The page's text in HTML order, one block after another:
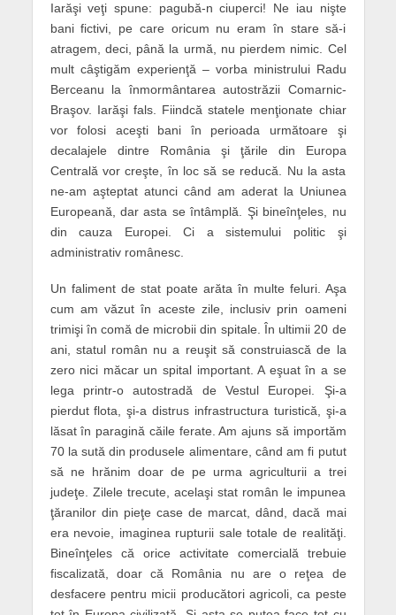
Iarăşi veţi spune: pagubă-n ciuperci! Ne iau nişte
bani fictivi, pe care oricum nu eram în stare să-i
atragem, deci, până la urmă, nu pierdem nimic. Cel
mult câştigăm experienţă – vorba ministrului Radu
Berceanu la înmormântarea autostrăzii Comarnic-
Braşov. Iarăşi fals. Fiindcă statele menţionate chiar
vor folosi aceşti bani în perioada următoare şi
decalajele dintre România şi ţările din Europa
Centrală vor creşte, în loc să se reducă. Nu la asta
ne-am aşteptat atunci când am aderat la Uniunea
Europeană, dar asta se întâmplă. Şi bineînţeles, nu
din cauza Europei. Ci a sistemului politic şi
administrativ românesc.
Un faliment de stat poate arăta în multe feluri. Aşa
cum am văzut în aceste zile, inclusiv prin oameni
trimişi în comă de microbii din spitale. În ultimii 20 de
ani, statul român nu a reuşit să construiască de la
zero nici măcar un spital important. A eşuat în a se
lega printr-o autostradă de Vestul Europei. Şi-a
pierdut flota, şi-a distrus infrastructura turistică, şi-a
lăsat în paragină căile ferate. Am ajuns să importăm
70 la sută din produsele alimentare, când am fi putut
să ne hrănim doar de pe urma agriculturii a trei
judeţe. Zilele trecute, acelaşi stat român le impunea
ţăranilor din pieţe case de marcat, dând, dacă mai
era nevoie, imaginea rupturii sale totale de realităţi.
Bineînţeles că orice activitate comercială trebuie
fiscalizată, doar că România nu are o reţea de
desfacere pentru micii producători agricoli, ca peste